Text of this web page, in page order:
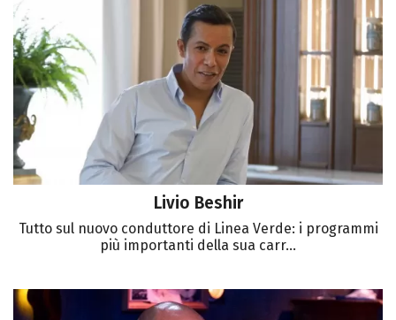
Livio Beshir
Tutto sul nuovo conduttore di Linea Verde: i programmi
più importanti della sua carr...